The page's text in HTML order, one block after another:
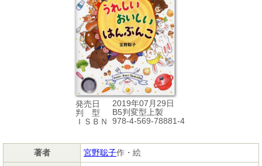
発売日
2019年07月29日
判 型
B5判変型上製
ＩＳＢＮ
978-4-569-78881-4
著者 宮野聡子作・絵